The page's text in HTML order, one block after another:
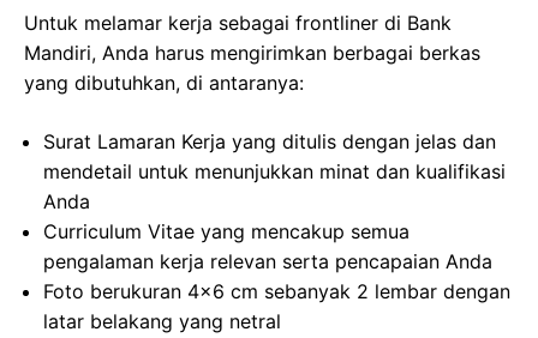
Untuk melamar kerja sebagai frontliner di Bank
Mandiri, Anda harus mengirimkan berbagai berkas
yang dibutuhkan, di antaranya:
Surat Lamaran Kerja yang ditulis dengan jelas dan
mendetail untuk menunjukkan minat dan kualifikasi
Anda
Curriculum Vitae yang mencakup semua
pengalaman kerja relevan serta pencapaian Anda
Foto berukuran 4×6 cm sebanyak 2 lembar dengan
latar belakang yang netral